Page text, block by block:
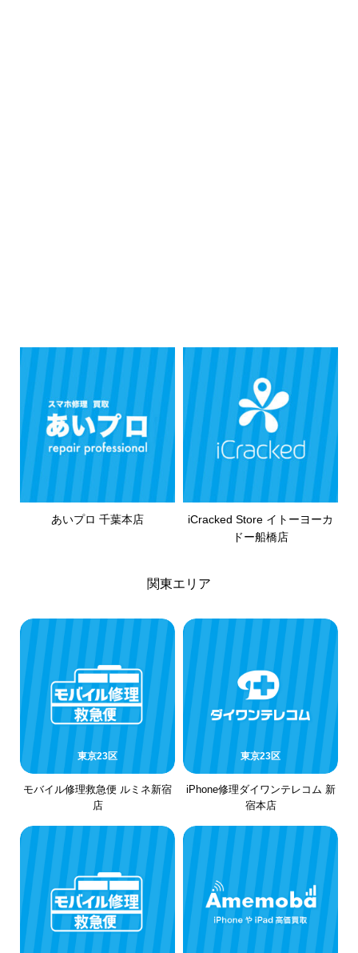
あいプロ 千葉本店
iCracked Store イトーヨーカ
ドー船橋店
関東エリア
東京23区
モバイル修理救急便 ルミネ新宿
店
東京23区
iPhone修理ダイワンテレコム 新
宿本店